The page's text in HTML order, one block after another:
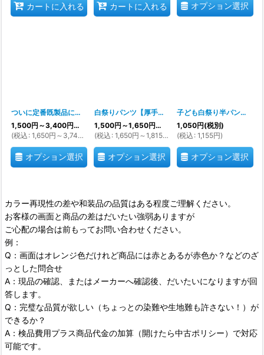
カートに入れる カートに入れる オプション選択
ついに定番既製品になりました白祭りパンツ【厚手生地の高級品】【Sから３Lは定番】【４L・５L・６L】
1,500円 ～3,400円(税別)
(税込 : 1,650円 ～3,740 円
オプション選択
白祭りパンツ【厚手生地の高級品、普通生地の通常品有ります】【本気でお薦め】
1,500円 ～1,650円(税別)
(税込 : 1,650円 ～1,815円
オプション選択
子ども白祭り半パンツ
1,050円(税別)
(税込 : 1,155円)
オプション選択
カラー再現性の差や和装品の品質はある程度ご理解ください。
お客様の画面と商品の差はだいたい強弱ありますが
ご心配の場合は前もってお問い合わせください。
例：
Q：画面はオレンジ色だけれど商品には赤とあるが赤色か？などのざ
っとした問合せ
A：現品の確認、またはメーカーへ確認後、だいたいになりますが回
答します。
Q：完璧な品質が欲しい（ちょっとの染難や生地難も許さない！）が
できるか？
A：検品費用プラス商品代金の加算（開けたら中古ポリシー）で対応
可能です。